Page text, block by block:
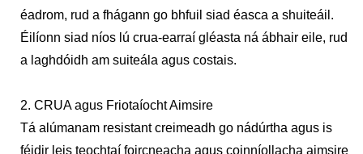
éadrom, rud a fhágann go bhfuil siad éasca a shuiteáil.
Éilíonn siad níos lú crua-earraí gléasta ná ábhair eile, rud
a laghdóidh am suiteála agus costais.
2. CRUA agus Friotaíocht Aimsire
Tá alúmanam resistant creimeadh go nádúrtha agus is
féidir leis teochtaí foircneacha agus coinníollacha aimsire